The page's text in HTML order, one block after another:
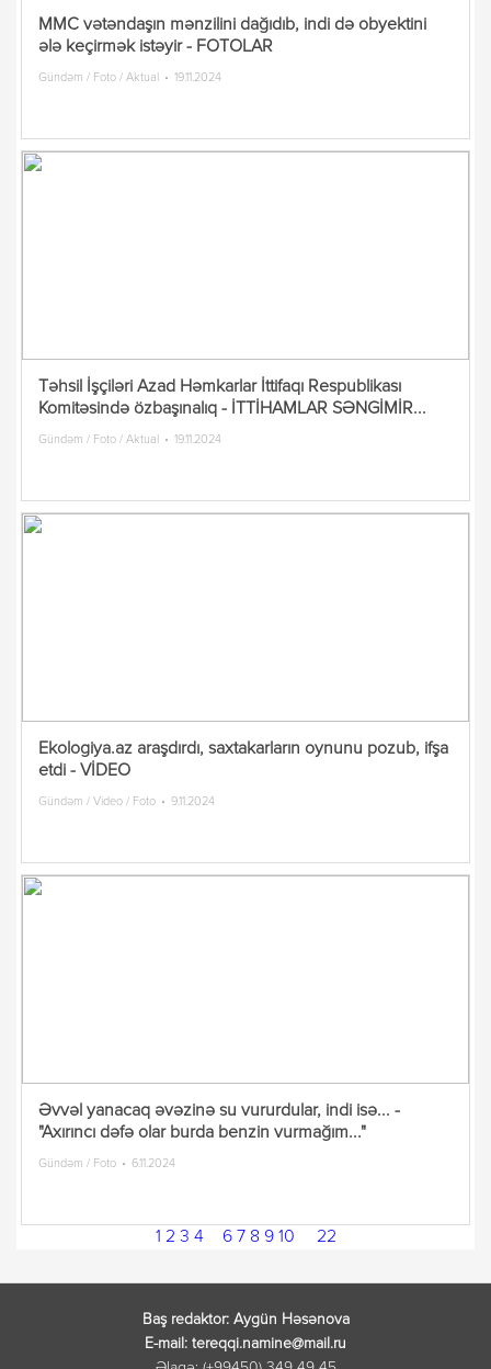
MMC vətəndaşın mənzilini dağıdıb, indi də obyektini
ələ keçirmək istəyir - FOTOLAR
Gündəm / Foto / Aktual 19.11.2024
Təhsil İşçiləri Azad Həmkarlar İttifaqı Respublikası
Komitəsində özbaşınalıq - İTTİHAMLAR SƏNGİMİR...
Gündəm / Foto / Aktual 19.11.2024
Ekologiya.az araşdırdı, saxtakarların oynunu pozub, ifşa
etdi - VİDEO
Gündəm / Video / Foto 9.11.2024
Əvvəl yanacaq əvəzinə su vururdular, indi isə... -
"Axırıncı dəfə olar burda benzin vurmağım..."
Gündəm / Foto 6.11.2024
1 2 3 4 6 7 8 9 10 22
Baş redaktor: Aygün Həsənova
E-mail: tereqqi.namine@mail.ru